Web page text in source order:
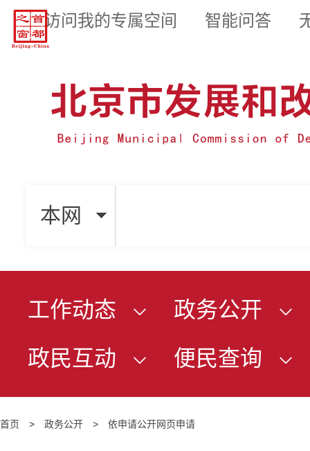
访问我的专属空间 智能问答
本网
工作动态
政务公开
政民互动
便民查询
首页 > 政务公开 > 依申请公开网页申请